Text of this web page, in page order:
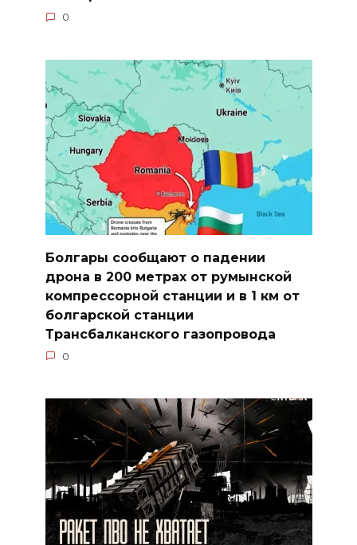
0
Болгары сообщают о падении
дрона в 200 метрах от румынской
компрессорной станции и в 1 км от
болгарской станции
Трансбалканского газопровода
0